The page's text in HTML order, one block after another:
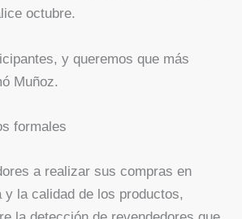
octubre.
y queremos que más
Muñoz.
formales
a realizar sus compras en
la calidad de los productos,